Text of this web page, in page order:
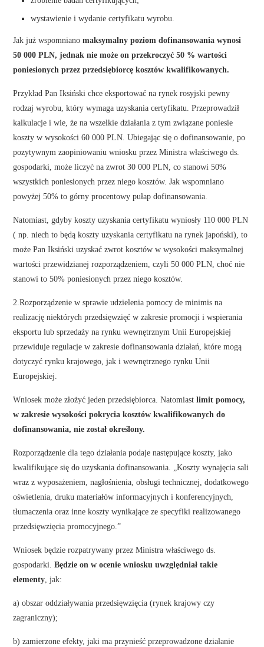
wystawienie i wydanie certyfikatu wyrobu.
Jak już wspomniano maksymalny poziom dofinansowania wynosi
50 000 PLN, jednak nie może on przekroczyć 50 % wartości
poniesionych przez przedsiębiorcę kosztów kwalifikowanych.
Przykład Pan Iksiński chce eksportować na rynek rosyjski pewny
rodzaj wyrobu, który wymaga uzyskania certyfikatu. Przeprowadził
kalkulacje i wie, że na wszelkie działania z tym związane poniesie
koszty w wysokości 60 000 PLN. Ubiegając się o dofinansowanie, po
pozytywnym zaopiniowaniu wniosku przez Ministra właściwego ds.
gospodarki, może liczyć na zwrot 30 000 PLN, co stanowi 50%
wszystkich poniesionych przez niego kosztów. Jak wspomniano
powyżej 50% to górny procentowy pułap dofinansowania.
Natomiast, gdyby koszty uzyskania certyfikatu wyniosły 110 000 PLN
( np. niech to będą koszty uzyskania certyfikatu na rynek japoński), to
może Pan Iksiński uzyskać zwrot kosztów w wysokości maksymalnej
wartości przewidzianej rozporządzeniem, czyli 50 000 PLN, choć nie
stanowi to 50% poniesionych przez niego kosztów.
2.Rozporządzenie w sprawie udzielenia pomocy de minimis na
realizację niektórych przedsięwzięć w zakresie promocji i wspierania
eksportu lub sprzedaży na rynku wewnętrznym Unii Europejskiej
przewiduje regulacje w zakresie dofinansowania działań, które mogą
dotyczyć rynku krajowego, jak i wewnętrznego rynku Unii
Europejskiej.
Wniosek może złożyć jeden przedsiębiorca. Natomiast limit pomocy,
w zakresie wysokości pokrycia kosztów kwalifikowanych do
dofinansowania, nie został określony.
Rozporządzenie dla tego działania podaje następujące koszty, jako
kwalifikujące się do uzyskania dofinansowania. „Koszty wynajęcia sali
wraz z wyposażeniem, nagłośnienia, obsługi technicznej, dodatkowego
oświetlenia, druku materiałów informacyjnych i konferencyjnych,
tłumaczenia oraz inne koszty wynikające ze specyfiki realizowanego
przedsięwzięcia promocyjnego.”
Wniosek będzie rozpatrywany przez Ministra właściwego ds.
gospodarki.Będzie on w ocenie wniosku uwzględniał takie
elementy , jak:
a) obszar oddziaływania przedsięwzięcia (rynek krajowy czy
zagraniczny);
b) zamierzone efekty, jaki ma przynieść przeprowadzone działanie